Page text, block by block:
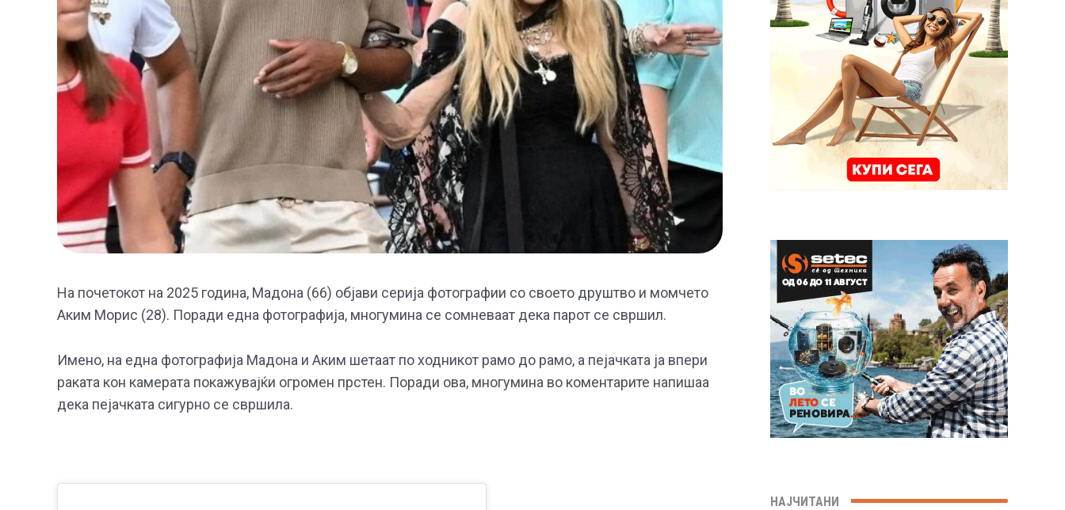
На почетокот на 2025 година, Мадона (66) објави серија фотографии со своето друштво и момчето
Аким Морис (28). Поради една фотографија, многумина се сомневаат дека парот се свршил.
Имено, на една фотографија Мадона и Аким шетаат по ходникот рамо до рамо, а пејачката ја впери
раката кон камерата покажувајќи огромен прстен. Поради ова, многумина во коментарите напишаа
дека пејачката сигурно се свршила.
НАЈЧИТАНИ